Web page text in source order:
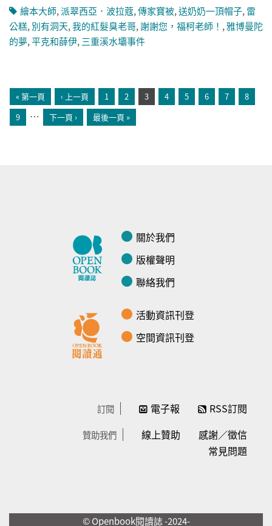
繪本大師,派翠西亞．波拉蔻,傳家寶被,送奶奶一頂帽子, 雷
公糕, 別有洞天,我的紅髮臭老哥,謝謝您，福柯老師！ ,雅博曼陀
的夢,平克和薛伊, 三重溪水壩事件
« 第一頁 ‹ 上一頁 1 2 3 4 5 6 7
8
9
… 下一頁 › 最後一頁 »
關於我們
版權聲明
聯絡我們
活動資訊刊登
空間資訊刊登
訂閱 電子報 RSS訂閱
贊助我們 線上贊助
感謝／徵信
常見問題
© Openbook閱讀誌 -2024-